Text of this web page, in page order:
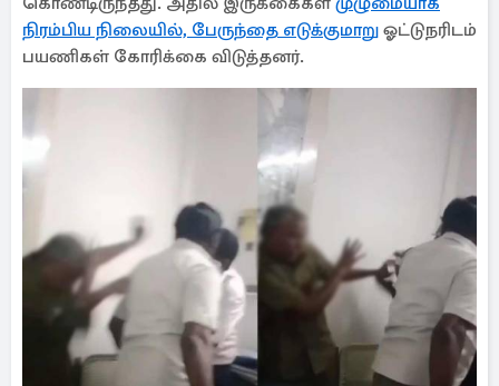
நிரம்பிய நிலையில், பேருந்தை எடுக்குமாறு ஓட்டுநரிடம்
பயணிகள் கோரிக்கை விடுத்தனர்.